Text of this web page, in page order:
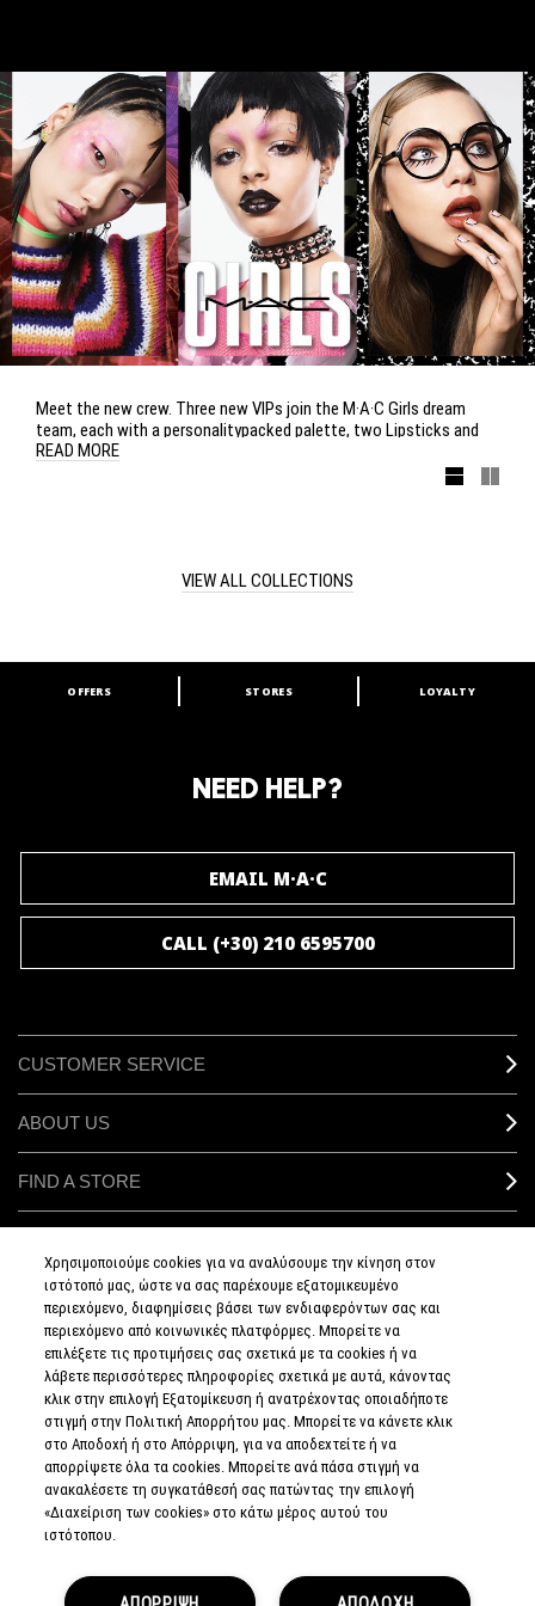
Meet the new crew. Three new VIPs join the M·A·C Girls dream
team, each with a personalitypacked palette, two Lipsticks and
two shades of Lipglass. Geek out in the gradeA neutrals and
metallics of Smarty Pants. Spark an allgirl uprising in the new hues
of resistance: the ultradefiant metallics and cool neons of Pretty
READ MORE
VIEW ALL COLLECTIONS
ARE YOU A M·A·C LOVER?
OFFERS STORES LOYALTY
NEED HELP?
EMAIL M·A·C
CALL (+30) 210 6595700
CUSTOMER SERVICE
ABOUT US
FIND A STORE
SIGN UP FOR EMAIL
My M•A•C / SIGN IN
CONNECT
PRIVACY POLICY
Χρησιμοποιούμε cookies για να αναλύσουμε την κίνηση στον
ιστότοπό μας, ώστε να σας παρέχουμε εξατομικευμένο
περιεχόμενο, διαφημίσεις βάσει των ενδιαφερόντων σας και
περιεχόμενο από κοινωνικές πλατφόρμες. Μπορείτε να
επιλέξετε τις προτιμήσεις σας σχετικά με τα cookies ή να
λάβετε περισσότερες πληροφορίες σχετικά με αυτά, κάνοντας
κλικ στην επιλογή Εξατομίκευση ή ανατρέχοντας οποιαδήποτε
στιγμή στην Πολιτική Απορρήτου μας. Μπορείτε να κάνετε κλικ
στο Αποδοχή ή στο Απόρριψη, για να αποδεχτείτε ή να
απορρίψετε όλα τα cookies. Μπορείτε ανά πάσα στιγμή να
ανακαλέσετε τη συγκατάθεσή σας πατώντας την επιλογή
«Διαχείριση των cookies» στο κάτω μέρος αυτού του
ιστότοπου.